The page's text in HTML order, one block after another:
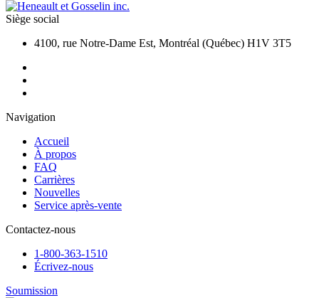
Siège social
4100, rue Notre-Dame Est, Montréal (Québec) H1V 3T5
Navigation
Accueil
À propos
FAQ
Carrières
Nouvelles
Service après-vente
Contactez-nous
1-800-363-1510
Écrivez-nous
Soumission